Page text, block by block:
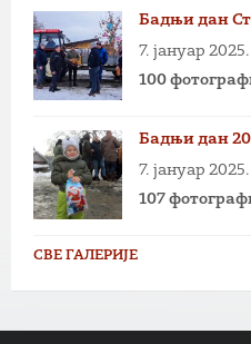
Бадњи дан
7. јануар 2025.
100
Бадњи дан
7. јануар 2025.
107
СВЕ ГАЛЕРИЈЕ